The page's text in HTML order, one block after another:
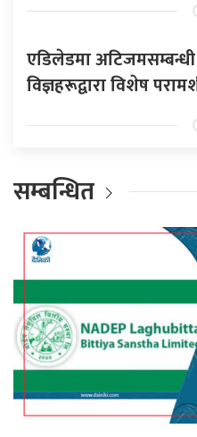
एडिलेडमा
विज्ञहरूद्वारा विशेष
सम्बन्धित